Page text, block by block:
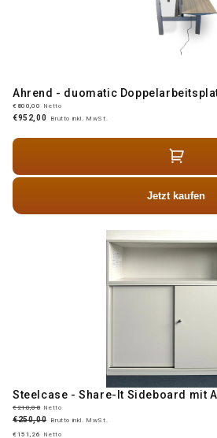
Ahrend - duomatic
€800,00 Netto
€952,00 Brutto inkl. MwSt.
Jetzt kaufen
Steelcase - Share-It Sideboard mit
€210,08 Netto
€250,00 Brutto inkl. MwSt.
€151,26
Netto